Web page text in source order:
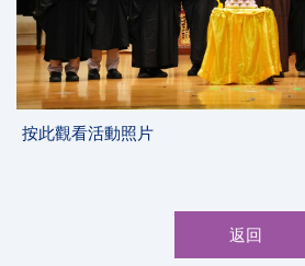
按此觀看活動照片
返回